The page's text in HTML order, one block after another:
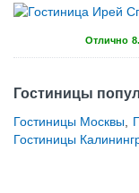
Отлично
Гостиницы
Гостиницы Москвы
Гостиницы